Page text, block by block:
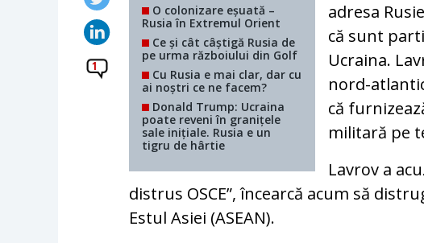
1
O colonizare eșuată –
Rusia în Extremul Orient
Ce și cât câștigă Rusia de
pe urma războiului din Golf
Cu Rusia e mai clar, dar cu
ai noștri ce ne facem?
Donald Trump: Ucraina
poate reveni în granițele
sale inițiale. Rusia e un
tigru de hârtie
adresa
că sunt
Ucraina.
nord-
că
militară pe
Lavrov a
distrus OSCE”, încearcă acum să
Estul Asiei (ASEAN).